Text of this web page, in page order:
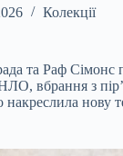
Колекції
та Раф
вбрання з
накреслила